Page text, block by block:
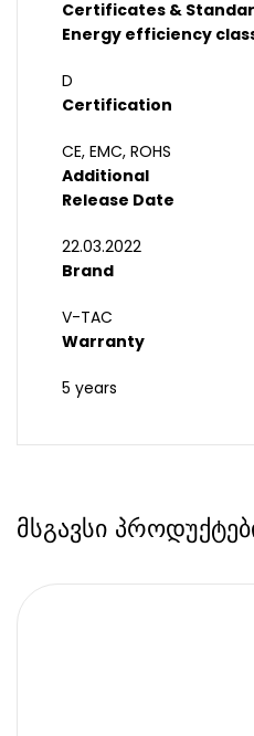
Certificates &
Energy efficiency
D
Certification
CE, EMC, ROHS
Additional
Release Date
22.03.2022
Brand
V-TAC
Warranty
5 years
მსგავსი